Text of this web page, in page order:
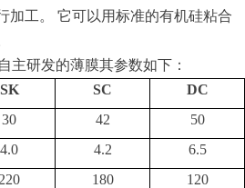
加工 。
它可以用标准的有机硅粘合
自主研发的薄膜其参数如下 ：
SK SC
DC
30 42
50
4.0 4.2
6.5
220 180 120